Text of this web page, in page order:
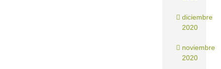
diciembre
2020
noviembre
2020